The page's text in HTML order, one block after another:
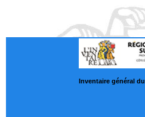
Inventaire général du